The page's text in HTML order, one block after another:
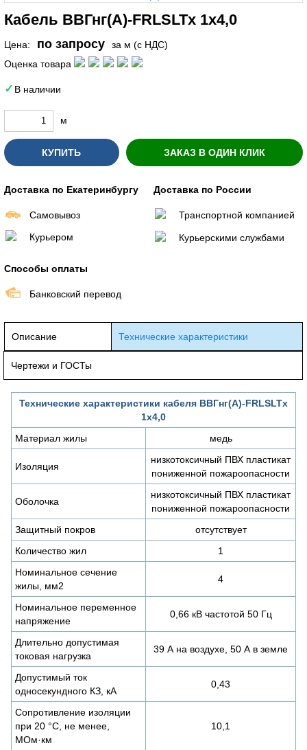
Кабель ВВГнг(A)-FRLSLTx 1х4,0
Цена: по запросу
за м (с НДС)
Оценка товара
В наличии
м
КУПИТЬ ЗАКАЗ В ОДИН КЛИК
Доставка по Екатеринбургу
Самовывоз
Курьером
Доставка по России
Транспортной компанией
Курьерскими службами
Способы оплаты
Банковский перевод
Описание Технические характеристики
Чертежи и ГОСТы
Технические характеристики кабеля ВВГнг(A)-FRLSLTx
1х4,0
Материал жилы
медь
Изоляция
низкотоксичный ПВХ пластикат
пониженной пожароопасности
Оболочка
низкотоксичный ПВХ пластикат
пониженной пожароопасности
Защитный покров
отсутствует
Количество жил
1
Номинальное сечение
жилы, мм2
4
Номинальное переменное
напряжение
0,66 кВ частотой 50 Гц
Длительно допустимая
токовая нагрузка
39 А на воздухе, 50 А в земле
Допустимый ток
односекундного КЗ, кА
0,43
Сопротивление изоляции
при 20 °С, не менее,
МОм·км
10,1